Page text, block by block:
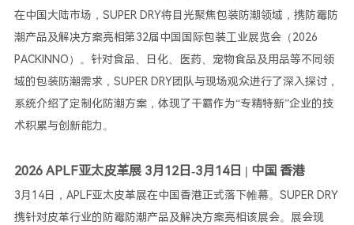
在中国大陆市场，SUPER DRY将目光聚焦包装防潮领域，携防霉防
潮产品及解决方案亮相第32届中国国际包装工业展览会（2026
PACKINNO）。针对食品、日化、医药、宠物食品及用品等不同领
域的包装防潮需求，SUPER DRY团队与现场观众进行了深入探讨，
系统介绍了定制化防潮方案，体现了干霸作为“专精特新”企业的技
术积累与创新能力。
2026 APLF亚太皮革展 3月12日-3月14日 | 中国 香港
3月14日，APLF亚太皮革展在中国香港正式落下帷幕。SUPER DRY
携针对皮革行业的防霉防潮产品及解决方案亮相该展会。展会现